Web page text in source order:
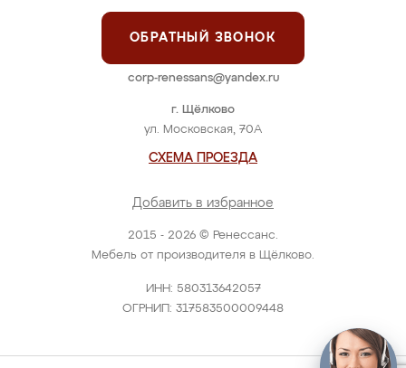
2015 - 2026 © Ренессанс.
Мебель от производителя в Щёлково.
ИНН: 580313642057
ОГРНИП: 317583500009448
г. Щёлково
ул. Московская, 70А
СХЕМА ПРОЕЗДА
Добавить в избранное
ОБРАТНЫЙ ЗВОНОК
corp-renessans@yandex.ru